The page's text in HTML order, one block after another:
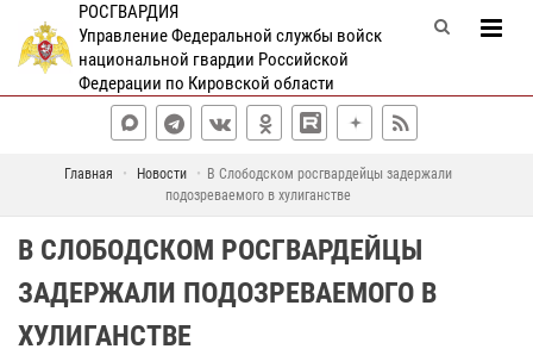
РОСГВАРДИЯ
Управление Федеральной службы войск
национальной гвардии Российской
Федерации по Кировской области
Главная Новости
В Слободском росгвардейцы задержали
подозреваемого в хулиганстве
В СЛОБОДСКОМ РОСГВАРДЕЙЦЫ
ЗАДЕРЖАЛИ ПОДОЗРЕВАЕМОГО В
ХУЛИГАНСТВЕ